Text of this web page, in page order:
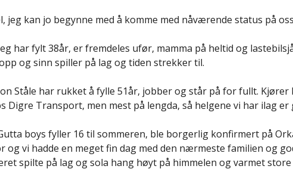
jeg kan jo begynne med å komme med nåværende status på
har fylt 38år, er fremdeles ufør, mamma på heltid og
og sinn spiller på lag og tiden strekker til.
Ståle har rukket å fylle 51år, jobber og står på for fullt. Kjører
Digre Transport, men mest på lengda, så helgene vi har ilag er
boys fyller 16 til sommeren, ble borgerlig konfirmert på
og vi hadde en meget fin dag med den nærmeste familien og
spilte på lag og sola hang høyt på himmelen og varmet store